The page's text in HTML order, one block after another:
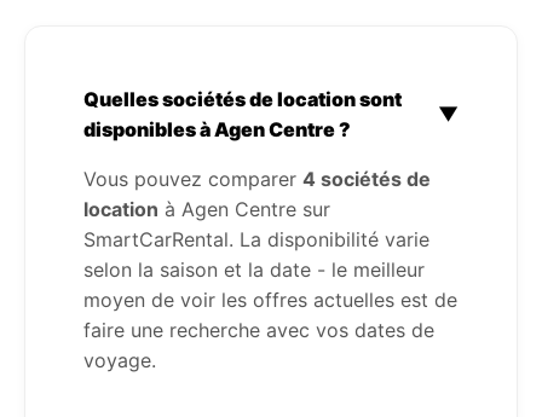
Quelles sociétés de location sont
disponibles à Agen Centre ?
▼
Vous pouvez comparer 4 sociétés de
location à Agen Centre sur
SmartCarRental. La disponibilité varie
selon la saison et la date - le meilleur
moyen de voir les offres actuelles est de
faire une recherche avec vos dates de
voyage.